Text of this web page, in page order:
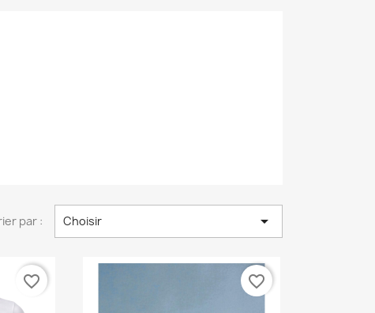
par : Choisir 
favorite_border favorite_border